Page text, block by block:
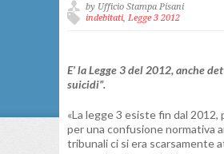
by Ufficio Stampa Pisani
indebitati, Legge 3 2012
E’ la Legge 3 del 2012, anche
suicidi”.
«La legge 3 esiste fin dal 2012,
per una confusione normativa
tribunali ci si era scarsamente